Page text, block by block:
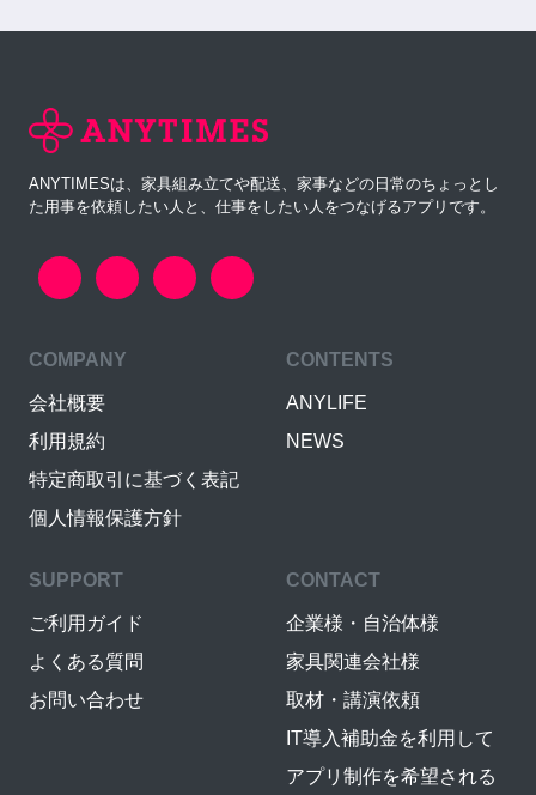
ANYTIMESは、家具組み立てや配送、家事などの日常のちょっとし
た用事を依頼したい人と、仕事をしたい人をつなげるアプリです。
COMPANY
会社概要
利用規約
特定商取引に基づく表記
個人情報保護方針
CONTENTS
ANYLIFE
NEWS
SUPPORT
ご利用ガイド
よくある質問
お問い合わせ
CONTACT
企業様・自治体様
家具関連会社様
取材・講演依頼
IT導入補助金を利用して
アプリ制作を希望される